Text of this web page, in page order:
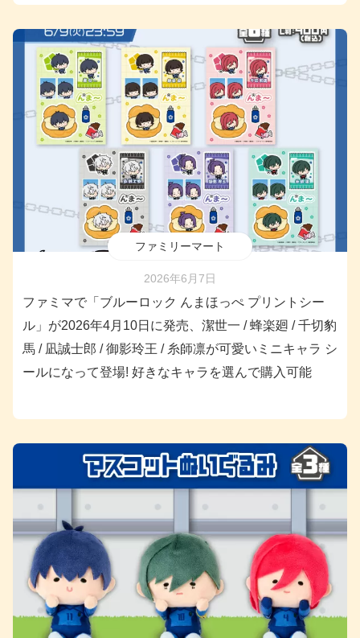
ファミリーマート
2026年6月7日
ファミマで「ブルーロック んまほっぺ プリントシー
ル」が2026年4月10日に発売、潔世一 / 蜂楽廻 / 千切豹
馬 / 凪誠士郎 / 御影玲王 / 糸師凛が可愛いミニキャラ シ
ールになって登場! 好きなキャラを選んで購入可能